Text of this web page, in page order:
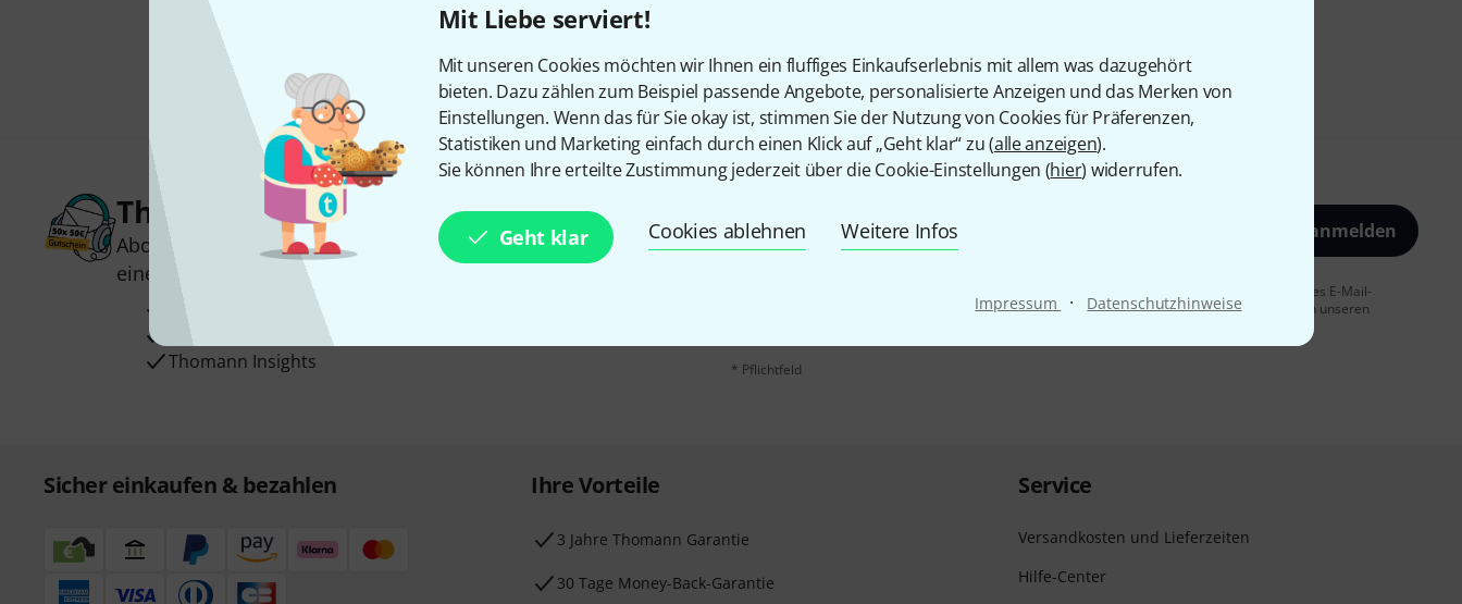
Mit Liebe serviert!
Mit unseren Cookies möchten wir Ihnen ein fluffiges Einkaufserlebnis mit allem was dazugehört
bieten. Dazu zählen zum Beispiel passende Angebote, personalisierte Anzeigen und das Merken von
Einstellungen. Wenn das für Sie okay ist, stimmen Sie der Nutzung von Cookies für Präferenzen,
Statistiken und Marketing einfach durch einen Klick auf „Geht klar“ zu (alle anzeigen).
Sie können Ihre erteilte Zustimmung jederzeit über die Cookie-Einstellungen (hier) widerrufen.
Geht klar Cookies ablehnen Weitere Infos
Impressum · Datenschutzhinweise
Teilen
Thomann Newsletter
Abonniere den Thomann Newsletter und gewinne mit etwas Glück
einen von
50 Gutscheinen
Inspirierende Beiträge
Thomann Insights
E-Mail-Adresse* Jetzt anmelden
Mit Klick auf „Jetzt anmelden“ stimmen Sie dem Erhalt von E-Mail-Werbung und einer Messung des E-Mail-
Nutzungsverhaltens zu. Die Abmeldung ist jederzeit möglich. Weitere Informationen finden Sie in unseren
* Pflichtfeld
Sicher einkaufen & bezahlen Ihre Vorteile
3 Jahre Thomann Garantie
30 Tage Money-Back-Garantie
Service
Versandkosten und Lieferzeiten
Hilfe-Center